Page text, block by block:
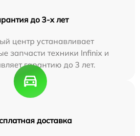
до 3-х лет
центр устанавливает
запчасти техники Infinix и
гарантию до 3 лет.
доставка